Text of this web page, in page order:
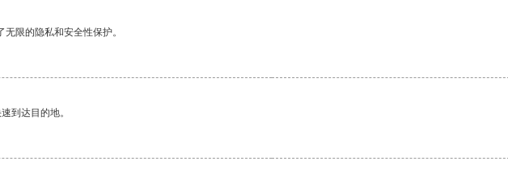
限的隐私和安全性保护。
到达目的地。